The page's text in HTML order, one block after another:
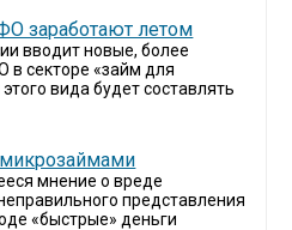
заработают летом
вводит новые, более
секторе «займ для
вида будет составлять
мнение о вреде
представления
«быстрые» деньги